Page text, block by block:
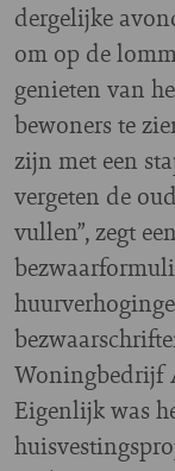
dergelijke
om op de
genieten van
bewoners te
zijn met een
vergeten de
vullen”, zegt
Woningbedrijf
Eigenlijk was